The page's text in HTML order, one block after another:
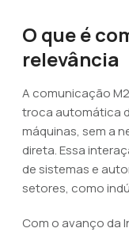
O que é
relevância
A comunicação
troca automática
máquinas, sem a
direta. Essa
de sistemas e
setores, como
Com o avanço da